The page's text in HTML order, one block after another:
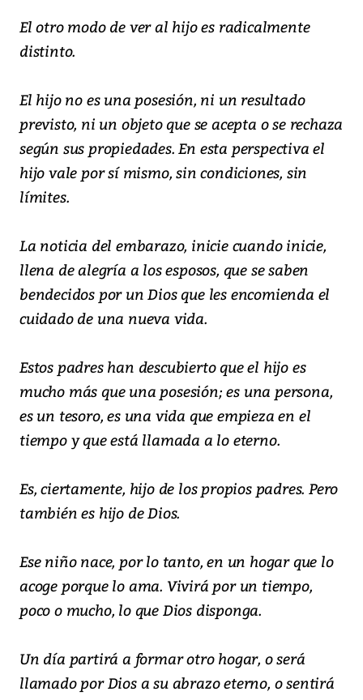
El otro modo de ver al hijo es radicalmente
distinto.
El hijo no es una posesión, ni un resultado
previsto, ni un objeto que se acepta o se rechaza
según sus propiedades. En esta perspectiva el
hijo vale por sí mismo, sin condiciones, sin
límites.
La noticia del embarazo, inicie cuando inicie,
llena de alegría a los esposos, que se saben
bendecidos por un Dios que les encomienda el
cuidado de una nueva vida.
Estos padres han descubierto que el hijo es
mucho más que una posesión; es una persona,
es un tesoro, es una vida que empieza en el
tiempo y que está llamada a lo eterno.
Es, ciertamente, hijo de los propios padres. Pero
también es hijo de Dios.
Ese niño nace, por lo tanto, en un hogar que lo
acoge porque lo ama. Vivirá por un tiempo,
poco o mucho, lo que Dios disponga.
Un día partirá a formar otro hogar, o será
llamado por Dios a su abrazo eterno, o sentirá